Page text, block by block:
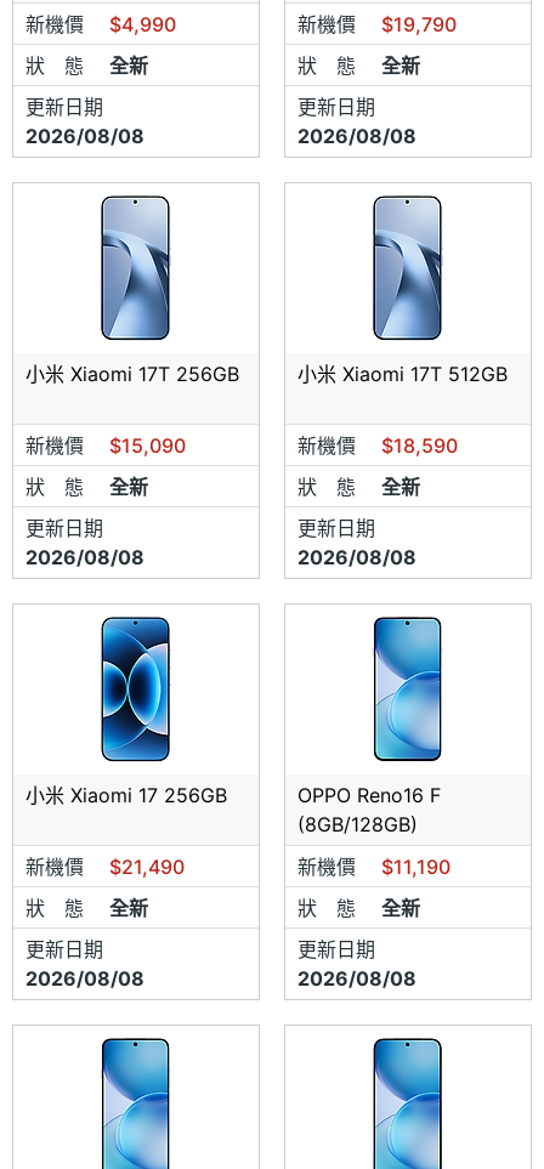
新機價
$4,990
狀 態
全新
更新日期
2026/08/08
新機價
$19,790
狀 態
全新
更新日期
2026/08/08
小米 Xiaomi 17T 256GB
新機價
$15,090
狀 態
全新
更新日期
2026/08/08
小米 Xiaomi 17T 512GB
新機價
$18,590
狀 態
全新
更新日期
2026/08/08
小米 Xiaomi 17 256GB
新機價
$21,490
狀 態
全新
更新日期
2026/08/08
OPPO Reno16 F
(8GB/128GB)
新機價
$11,190
狀 態
全新
更新日期
2026/08/08